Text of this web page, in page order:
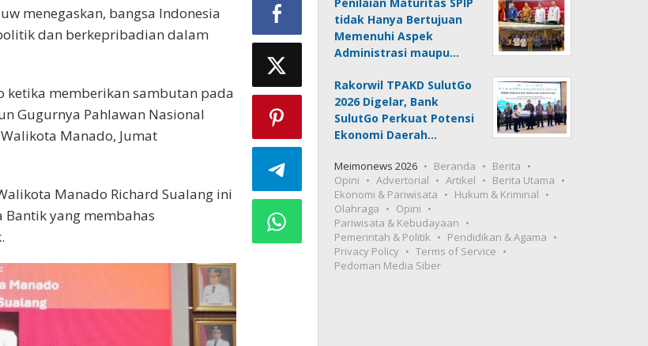
menegaskan, bangsa Indonesia
dan berkepribadian dalam
ketika memberikan sambutan pada
Gugurnya Pahlawan Nasional
Manado, Jumat
Manado Richard Sualang ini
yang membahas
tidak Hanya Bertujuan
Memenuhi Aspek
Administrasi maupu…
Rakorwil TPAKD SulutGo
2026 Digelar, Bank
SulutGo Perkuat Potensi
Ekonomi Daerah…
Meimonews 2026 Beranda
Berita
Opini
Advertorial Artikel
Berita Utama
Ekonomi & Pariwisata
Hukum & Kriminal
Olahraga
Opini
Pariwisata & Kebudayaan
Pemerintah & Politik
Pendidikan & Agama
Privacy Policy
Terms of Service
Pedoman Media Siber